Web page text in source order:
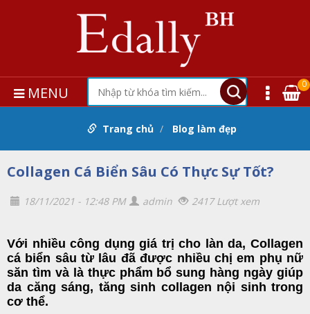
MENU 0
Trang chủ Blog làm đẹp
Collagen Cá Biển Sâu Có Thực Sự Tốt?
18/11/2021 - 12:48 PM admin 2417 Lượt xem
Với nhiều công dụng giá trị cho làn da, Collagen
cá biển sâu từ lâu đã được nhiều chị em phụ nữ
săn tìm và là thực phẩm bổ sung hàng ngày giúp
da căng sáng, tăng sinh collagen nội sinh trong
cơ thể.